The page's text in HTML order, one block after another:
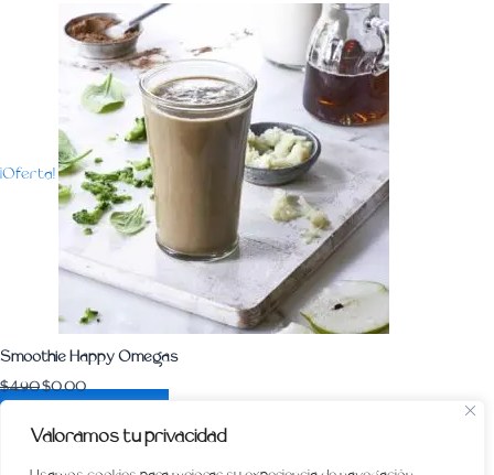
Valoramos tu privacidad
¡Oferta!
Smoothie Happy Omegas
$4.90$0.00
1